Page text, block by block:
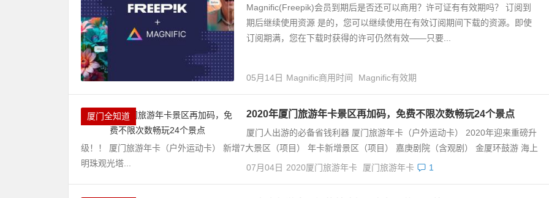
Magnific(Freepik)会员到期后是否还可以商用？许可证有有效期吗？ 订阅到
期后继续使用资源 是的，您可以继续使用在有效订阅期间下载的资源。即使
订阅期满，您在下载时获得的许可仍然有效——只要...
05月14日 Magnific商用时间 Magnific有效期
厦门全知道 2020年厦门旅游年卡景区再加码，免费不限次数畅玩24个景点
厦门人出游的必备省钱利器 厦门旅游年卡（户外运动卡） 2020年迎来重磅升
级！！ 厦门旅游年卡（户外运动卡） 新增7大景区（项目） 年卡新增景区（项目） 嘉庚剧院（含观剧） 金厦环鼓游 海上
明珠观光塔...
07月04日 2020厦门旅游年卡 厦门旅游年卡 1